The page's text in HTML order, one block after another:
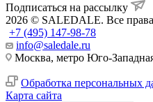
Подписаться на рассылку
2026 © SALEDALE. Все
+7 (495) 147-98-78
info@saledale.ru
Москва, метро Юго-
Обработка персональных
Карта сайта